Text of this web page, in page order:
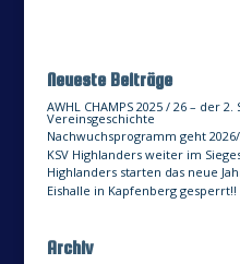
Neueste Beiträge
AWHL CHAMPS 2025 / 26 – der
Vereinsgeschichte
Nachwuchsprogramm geht
KSV Highlanders weiter im
Highlanders starten das neue
Eishalle in Kapfenberg gesperrt!!
Archiv